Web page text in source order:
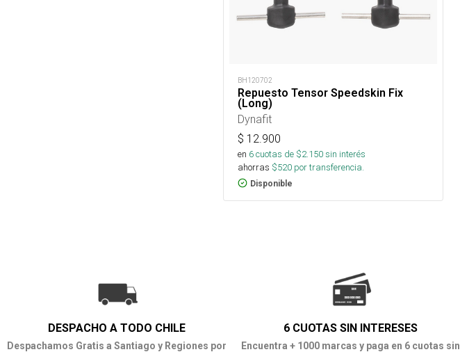
BH120702
Repuesto Tensor Speedskin Fix
(Long)
Dynafit
$ 12.900
en 6cuotas de $2.150sin interés
ahorras $520 por transferencia.
Disponible
DESPACHO A TODO CHILE
Despachamos Gratis a Santiago y Regiones por
6 CUOTAS SIN INTERESES
Encuentra + 1000 marcas y paga en 6 cuotas sin